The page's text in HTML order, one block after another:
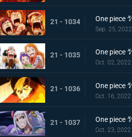
21 - 1034
Sep. 25, 2022
21 - 1035
Oct. 02, 2022
21 - 1036
Oct. 16, 2022
21 - 1037
Oct. 23, 2022